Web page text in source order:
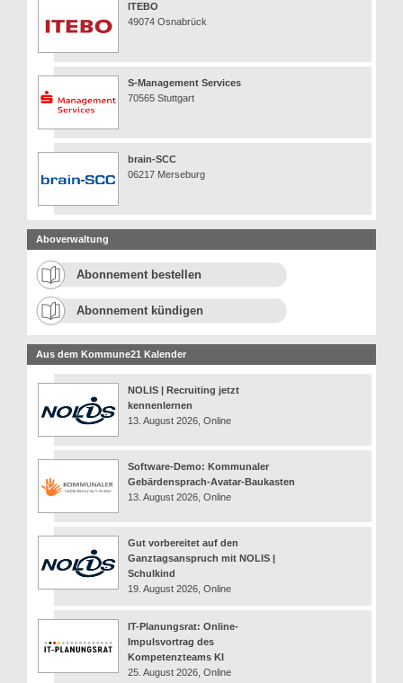
ITEBO
49074 Osnabrück
S-Management Services
70565 Stuttgart
brain-SCC
06217 Merseburg
Aboverwaltung
Abonnement bestellen
Abonnement kündigen
Aus dem Kommune21 Kalender
NOLIS | Recruiting jetzt
kennenlernen
13. August 2026, Online
Software-Demo: Kommunaler
Gebärdensprach-Avatar-Baukasten
13. August 2026, Online
Gut vorbereitet auf den
Ganztagsanspruch mit NOLIS |
Schulkind
19. August 2026, Online
IT-Planungsrat: Online-
Impulsvortrag des
Kompetenzteams KI
25. August 2026, Online